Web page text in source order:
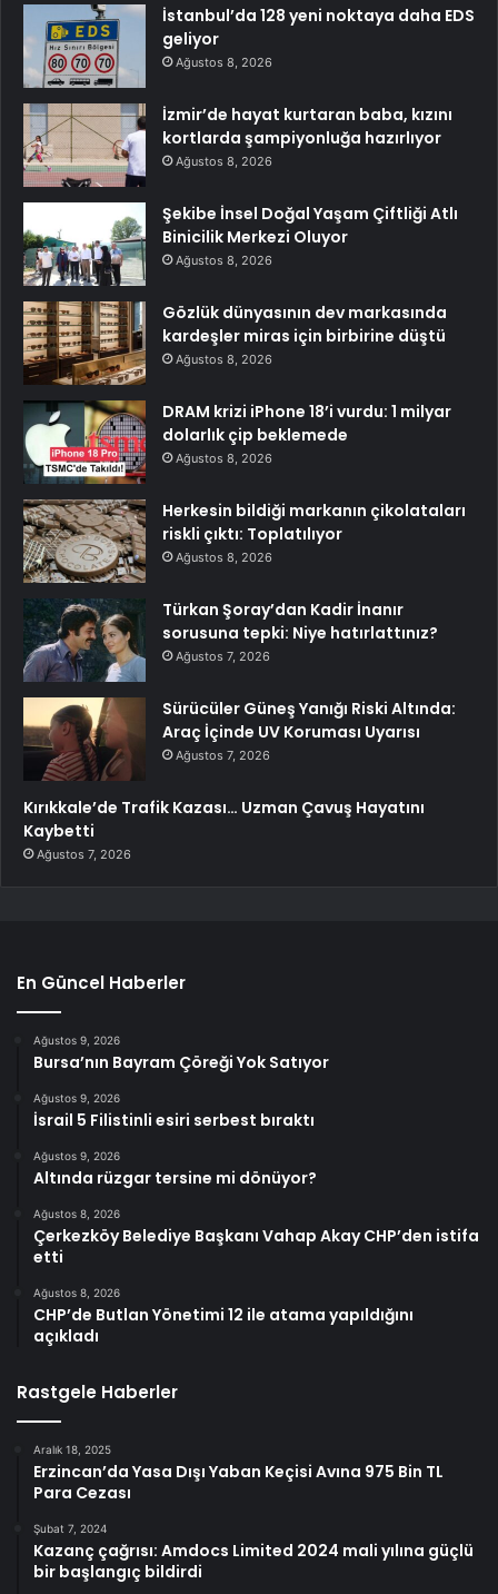
İstanbul’da 128 yeni noktaya daha EDS
geliyor
Ağustos 8, 2026
İzmir’de hayat kurtaran baba, kızını
kortlarda şampiyonluğa hazırlıyor
Ağustos 8, 2026
Şekibe İnsel Doğal Yaşam Çiftliği Atlı
Binicilik Merkezi Oluyor
Ağustos 8, 2026
Gözlük dünyasının dev markasında
kardeşler miras için birbirine düştü
Ağustos 8, 2026
DRAM krizi iPhone 18’i vurdu: 1 milyar
dolarlık çip beklemede
Ağustos 8, 2026
Herkesin bildiği markanın çikolataları
riskli çıktı: Toplatılıyor
Ağustos 8, 2026
Türkan Şoray’dan Kadir İnanır
sorusuna tepki: Niye hatırlattınız?
Ağustos 7, 2026
Sürücüler Güneş Yanığı Riski Altında:
Araç İçinde UV Koruması Uyarısı
Ağustos 7, 2026
Kırıkkale’de Trafik Kazası… Uzman Çavuş Hayatını
Kaybetti
Ağustos 7, 2026
En Güncel Haberler
Ağustos 9, 2026
Bursa’nın Bayram Çöreği Yok Satıyor
Ağustos 9, 2026
İsrail 5 Filistinli esiri serbest bıraktı
Ağustos 9, 2026
Altında rüzgar tersine mi dönüyor?
Ağustos 8, 2026
Çerkezköy Belediye Başkanı Vahap Akay CHP’den istifa
etti
Ağustos 8, 2026
CHP’de Butlan Yönetimi 12 ile atama yapıldığını
açıkladı
Rastgele Haberler
Aralık 18, 2025
Erzincan’da Yasa Dışı Yaban Keçisi Avına 975 Bin TL
Para Cezası
Şubat 7, 2024
Kazanç çağrısı: Amdocs Limited 2024 mali yılına güçlü
bir başlangıç ​​bildirdi